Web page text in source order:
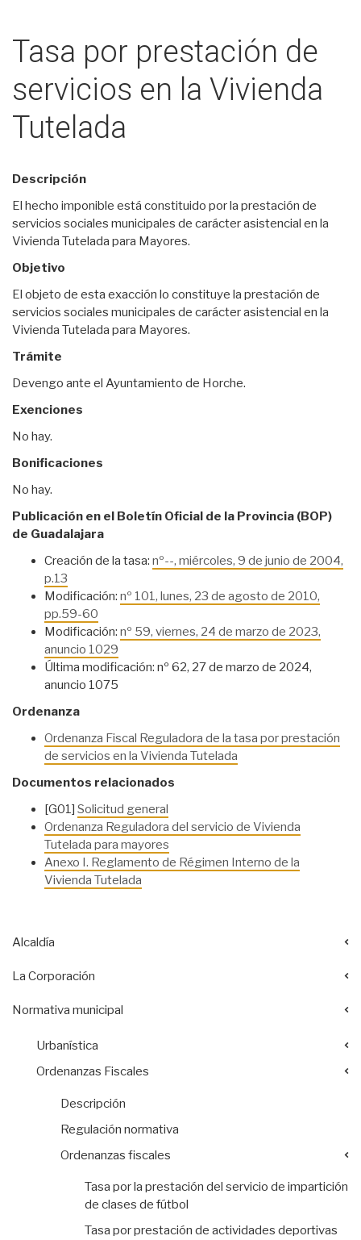
Tasa por prestación de
servicios en la Vivienda
Tutelada
Descripción
El hecho imponible está constituido por la prestación de
servicios sociales municipales de carácter asistencial en la
Vivienda Tutelada para Mayores.
Objetivo
El objeto de esta exacción lo constituye la prestación de
servicios sociales municipales de carácter asistencial en la
Vivienda Tutelada para Mayores.
Trámite
Devengo ante el Ayuntamiento de Horche.
Exenciones
No hay.
Bonificaciones
No hay.
Publicación en el Boletín Oficial de la Provincia (BOP)
de Guadalajara
Creación de la tasa: nº--, miércoles, 9 de junio de 2004,
p.13
Modificación: nº 101, lunes, 23 de agosto de 2010,
pp.59-60
Modificación: nº 59, viernes, 24 de marzo de 2023,
anuncio 1029
Última modificación: nº 62, 27 de marzo de 2024,
anuncio 1075
Ordenanza
Ordenanza Fiscal Reguladora de la tasa por prestación
de servicios en la Vivienda Tutelada
Documentos relacionados
[G01] Solicitud general
Ordenanza Reguladora del servicio de Vivienda
Tutelada para mayores
Anexo I. Reglamento de Régimen Interno de la
Vivienda Tutelada
Alcaldía
La Corporación
Normativa municipal
Urbanística
Ordenanzas Fiscales
Descripción
Regulación normativa
Ordenanzas fiscales
Tasa por la prestación del servicio de impartición
de clases de fútbol
Tasa por prestación de actividades deportivas